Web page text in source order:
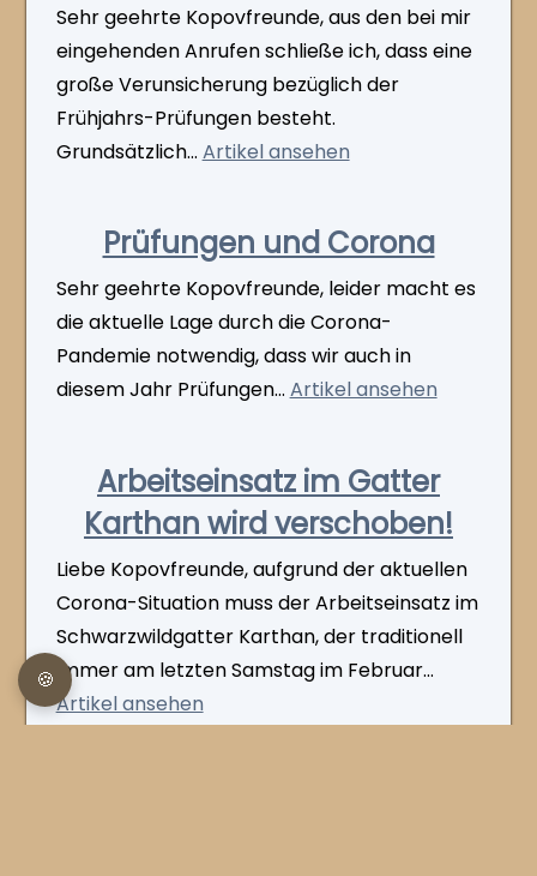
Sehr geehrte Kopovfreunde, aus den bei mir
eingehenden Anrufen schließe ich, dass eine
große Verunsicherung bezüglich der
Frühjahrs-Prüfungen besteht.
Grundsätzlich... Artikel ansehen
Prüfungen und Corona
Sehr geehrte Kopovfreunde, leider macht es
die aktuelle Lage durch die Corona-
Pandemie notwendig, dass wir auch in
diesem Jahr Prüfungen... Artikel ansehen
Arbeitseinsatz im Gatter
Karthan wird verschoben!
Liebe Kopovfreunde, aufgrund der aktuellen
Corona-Situation muss der Arbeitseinsatz im
Schwarzwildgatter Karthan, der traditionell
immer am letzten Samstag im Februar...
Artikel ansehen
🍪